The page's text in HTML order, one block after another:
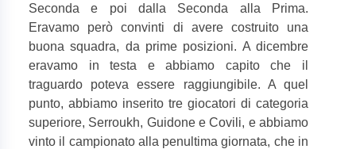
Seconda e poi dalla Seconda alla Prima.
Eravamo però convinti di avere costruito una
buona squadra, da prime posizioni. A dicembre
eravamo in testa e abbiamo capito che il
traguardo poteva essere raggiungibile. A quel
punto, abbiamo inserito tre giocatori di categoria
superiore, Serroukh, Guidone e Covili, e abbiamo
vinto il campionato alla penultima giornata, che in